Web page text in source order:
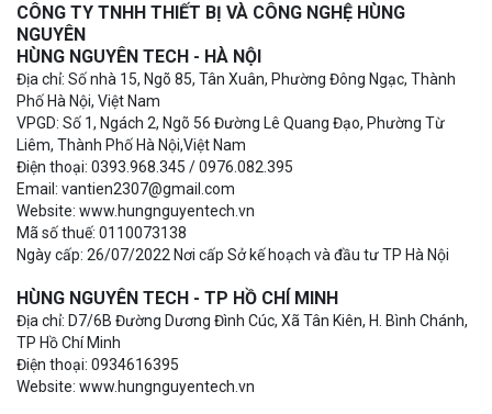
CÔNG TY TNHH THIẾT BỊ VÀ CÔNG NGHỆ HÙNG
NGUYÊN
HÙNG NGUYÊN TECH - HÀ NỘI
Địa chỉ: Số nhà 15, Ngõ 85, Tân Xuân, Phường Đông Ngạc, Thành
Phố Hà Nội, Việt Nam
VPGD: Số 1, Ngách 2, Ngõ 56 Đường Lê Quang Đạo, Phường Từ
Liêm, Thành Phố Hà Nội,Việt Nam
Điện thoại: 0393.968.345 / 0976.082.395
Email: vantien2307@gmail.com
Website: www.hungnguyentech.vn
Mã số thuế: 0110073138
Ngày cấp: 26/07/2022 Nơi cấp Sở kế hoạch và đầu tư TP Hà Nội
HÙNG NGUYÊN TECH - TP HỒ CHÍ MINH
Địa chỉ: D7/6B Đường Dương Đình Cúc, Xã Tân Kiên, H. Bình Chánh,
TP Hồ Chí Minh
Điện thoại: 0934616395
Website: www.hungnguyentech.vn